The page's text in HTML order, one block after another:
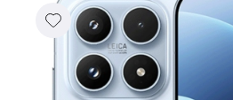
Реквизиты
Контакты